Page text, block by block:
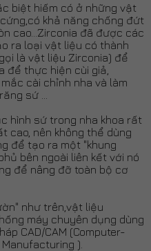
biệt hiếm có ở những vật
khả năng chống đứt
cao...Zirconia đã được các
ra loại vật liệu có thành
là vật liệu Zirconia) để
để thực hiện cùi giả,
cài chỉnh nha và làm
sứ ...
hình sứ trong nha khoa rất
cao, nên không thể dùng
để tạo ra một "khung
bên ngoài liên kết với nó
để nâng đỡ toàn bộ cơ
như trên,vật liệu
máy chuyên dụng dùng
CAD/CAM (Computer-
).